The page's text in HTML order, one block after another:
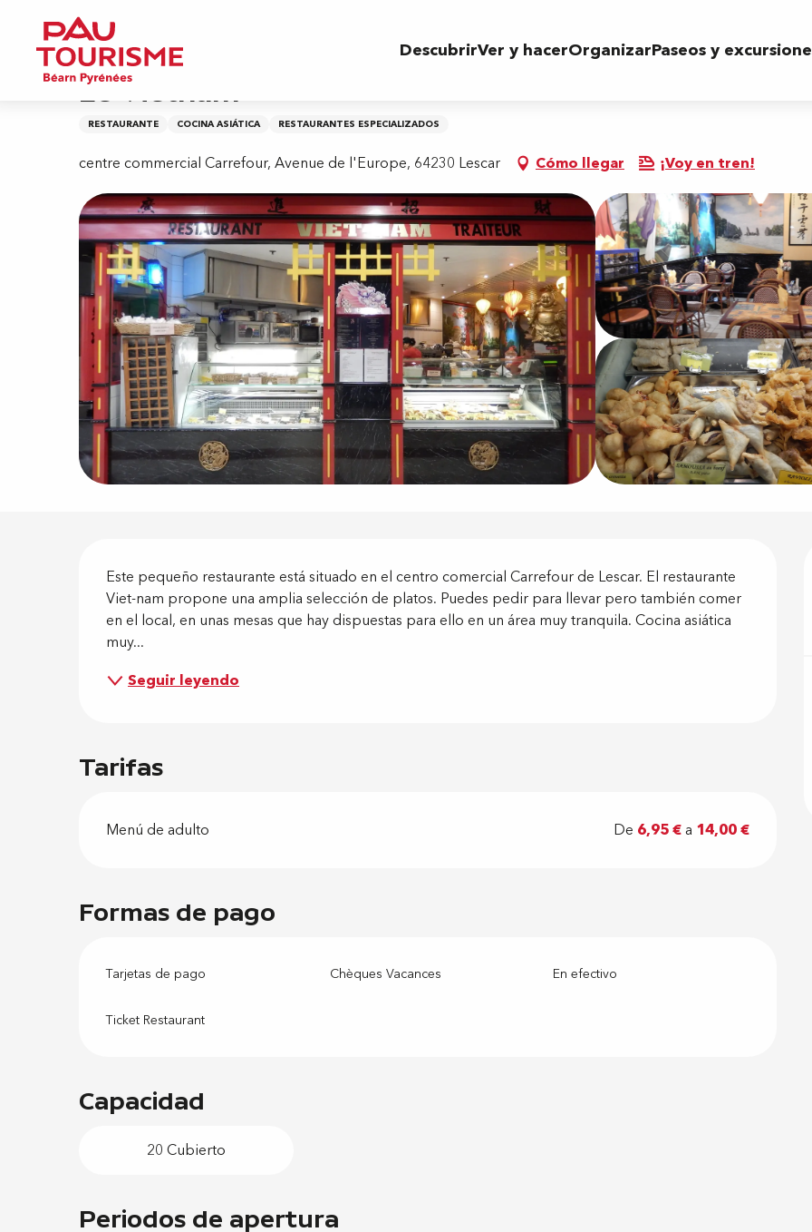
contenu
principal
DescubrirVer y hacerOrganizarPaseos y
Inicio
Le Vietnam
RESTAURANTE COCINA ASIÁTICA RESTAURANTES ESPECIALIZADOS
centre commercial Carrefour, Avenue de l'Europe, 64230 Lescar Cómo llegar ¡Voy en tren!
Descripción
Este pequeño restaurante está situado en el centro comercial Carrefour de Lescar. El restaurante
Viet-nam propone una amplia selección de platos. Puedes pedir para llevar pero también comer
en el local, en unas mesas que hay dispuestas para ello en un área muy tranquila. Cocina asiática
muy...
Seguir leyendo
Tarifas
Menú de adulto De 6,95 €a 14,00 €
Formas de pago
Tarjetas de pago Chèques Vacances En efectivo
Ticket Restaurant
Capacidad
20 Cubierto
Periodos de apertura